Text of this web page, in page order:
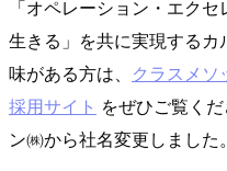
「オペレーション・エク
生きる」を共に実現する
味がある方は、 クラスメソ
採用サイト をぜひご覧く
ン㈱から社名変更しました。